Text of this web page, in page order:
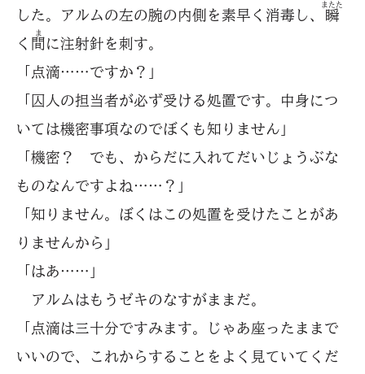
した。アルムの左の腕の内側を素早く消毒し、 瞬
またた
く 間
ま
に注射針を刺す。
「点滴……ですか？」
「囚人の担当者が必ず受ける処置です。中身につ
いては機密事項なのでぼくも知りません」
「機密？ でも、からだに入れてだいじょうぶな
ものなんですよね……？」
「知りません。ぼくはこの処置を受けたことがあ
りませんから」
「はあ……」
アルムはもうゼキのなすがままだ。
「点滴は三十分ですみます。じゃあ座ったままで
いいので、これからすることをよく見ていてくだ